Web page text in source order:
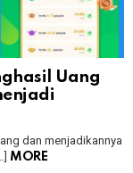
Uang
dan menjadikannya
MORE